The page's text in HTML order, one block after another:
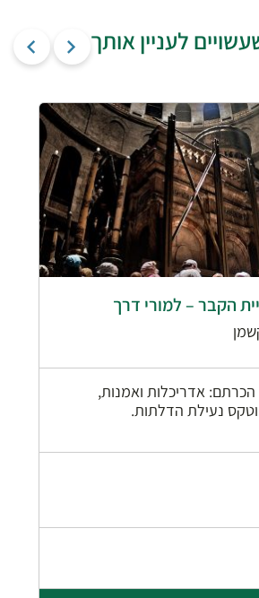
לעניין אותך
הקבר – למורי דרך
אדריכלות ואמנות,
נעילת הדלתות.